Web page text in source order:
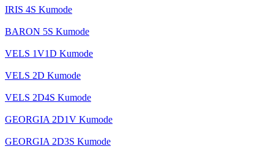
IRIS 4S Kumode
BARON 5S Kumode
VELS 1V1D Kumode
VELS 2D Kumode
VELS 2D4S Kumode
GEORGIA 2D1V Kumode
GEORGIA 2D3S Kumode